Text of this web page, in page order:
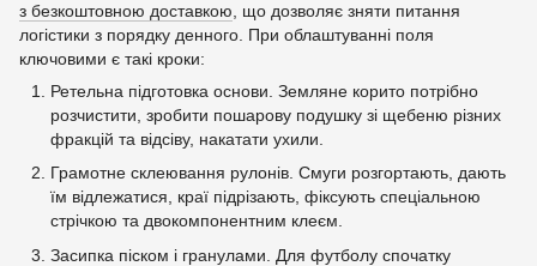
з безкоштовною доставкою , що дозволяє зняти питання
логістики з порядку денного. При облаштуванні поля
ключовими є такі кроки:
Ретельна підготовка основи. Земляне корито потрібно
розчистити, зробити пошарову подушку зі щебеню різних
фракцій та відсіву, накатати ухили.
Грамотне склеювання рулонів. Смуги розгортають, дають
їм відлежатися, краї підрізають, фіксують спеціальною
стрічкою та двокомпонентним клеєм.
Засипка піском і гранулами. Для футболу спочатку